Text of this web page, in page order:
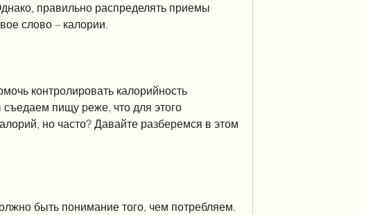
правильно распределять приемы
слово – калории.
контролировать калорийность
пищу реже, что для этого
но часто? Давайте разберемся в этом
быть понимание того, чем потребляем.